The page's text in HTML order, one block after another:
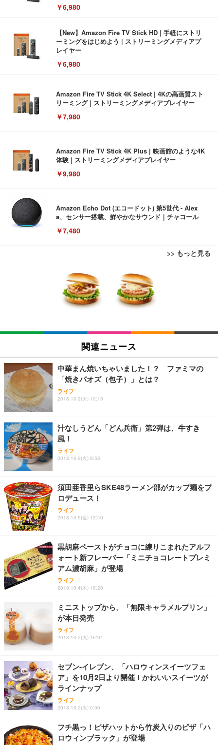
￥6,980
【New】Amazon Fire TV Stick HD | 手軽にストリ
ーミングをはじめよう | ストリーミングメディアプ
レイヤー
￥6,980
Amazon Fire TV Stick 4K Select | 4Kの高画質スト
リーミング | ストリーミングメディアプレイヤー
￥7,980
Amazon Fire TV Stick 4K Plus | 映画館のような4K
体験 | ストリーミングメディアプレイヤー
￥9,980
Amazon Echo Dot (エコードット) 第5世代 - Alex
a、センサー搭載、鮮やかなサウンド｜チャコール
￥7,480
>> もっと見る
[EdoErgo] オフィスチェア 椅子 テレワーク 疲れな
い 跳ね上げ式アームレスト コンパクト 約105度ロッ
キング pc 事務椅子 360度回転 座面昇降 強化ナイロ
ン樹脂ベース 通気性メッシュ 在宅ワーク H-WY01
(黒網+黒枠+黒足)
￥5,699
SIHOO B100 オフィスチェア／デスクチェア メッシ
ュチェア 人間工学 疲れない ブラック
￥27,999
Sezlife オフィスチェア デスクチェア 疲れない テレ
ワーク チェア 強化バックレスト 30度ロッキング機
能 人間工学 椅子 腰サポート 90度跳ね上げ式アーム
務用 おしゃれ パソコンチェア (ブラック)
Sezlife オフィスチェア デスクチェア 疲れない テレ
ワーク チェア 強化バックレスト 30度ロッキング機
能 人間工学 椅子 腰サポート 90度跳ね上げ式アーム
務用 おしゃれ パソコンチェア (ホワイト)
ANDWINT オフィスチェア デスクチェア 肘なし メ
ッシュ 通気性 ランバーサポート付き 腰サポート ガ
ス圧無段階昇降 360度回転 キャスター付き コンパク
EIZO ビジネス向けプレミアムモニター | FlexScan
EV3240X-WT | 31.5型4K UHD・USB Type-C・ホワ
イト
￥105,595
EIZO ビジネス向けプレミアムモニター | FlexScan
￥109,572
【純正品】27"ゲーミングモニター DualSense 充電
フック付き（CFI-ZDM1J）
【整備済み品】Dell E2724HS 27インチ 液晶モニタ
ー フルHD（1920×1080）VA 非光沢 HDMI/DisplayP
ort/VGA スピーカー内蔵 高さ調整 スイベル VESA対
【MiniLED/24.5inch/280Hz/FHD】GRAPHT THE S
HOOTER Gaming Monitor 24” Essential ゲーミン
グモニター QD 24.5インチ 1ms FHD 量子ドット 残
Amazonベーシック ペットシーツ 薄型 レギュラー 1
回使い捨て 無香料 ホワイト 300枚
￥3,373
Amazonベーシック ペットシーツ 厚型 ワイド 42枚
x2袋(84枚) ホワイト(吸収面:ライトブルー)
￥3,234
ネオ・ルーライフ ネオ・オムツ L 中型犬用 26枚入
り 単品
Smart Basic(スマートベーシック) 【Amazon.co.jp
限定】 Smart Basic アイリスオーヤマ ペットシーツ
超厚型 お徳用 ワイド 100枚入 (x 1) (ケース販売)
アイリスオーヤマ ペットシーツ 超厚型 お徳用 レギ
ュラー 200枚入【Amazon.co.jp限定】
関連ニュース
中華まん焼いちゃいました！？ ファミマの
「焼きパオズ（包子）」とは？
ライフ
2018.10.9(火) 10:15
汁なしうどん「どん兵衛」第2弾は、牛すき
風！
ライフ
2018.10.9(火) 8:53
須田亜香里らSKE48ラーメン部がカップ麺をプ
ロデュース！
ライフ
2018.10.5(金) 13:40
黒胡麻ペーストがチョコに練りこまれたアルフ
ォート新フレーバー「ミニチョコレートプレミ
アム濃胡麻」が登場
ライフ
2018.10.4(木) 16:20
ミニストップから、「無限キャラメルプリン」
が本日発売
ライフ
2018.10.2(火) 16:04
セブン‐イレブン、「ハロウィンスイーツフェ
ア」を10月2日より開催！かわいいスイーツが
ラインナップ
ライフ
2018.10.2(火) 0:00
フチ黒っ！ピザハットから竹炭入りのピザ「ハ
ロウィンブラック」が登場